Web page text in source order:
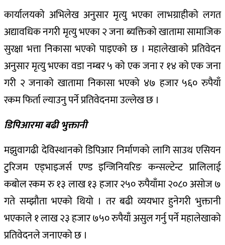
कार्यालयको अभिलेख अनुसार मृत्यु भएका लाभग्राहीको लगत
अद्यावधिक नगरी मृत्यु भएका २ जना ब्यक्तिको खातामा सामाजिक
सुरक्षा भत्ता निकासा भएको पाइएको छ । महालेखाको प्रतिवेदन
अनुसार मृत्यु भएका वडा नम्बर ५ को एक जना र १४ को एक जना
गरी २ जनाको खातामा निकासा भएको ४७ हजार ५६० रुपैयाँ
रकम फिर्ता ल्याउनु पर्ने प्रतिवेदनमा उल्लेख छ ।
डिपिआरमा बढी भुक्तानी
मझुवागढी देविस्थानको डिपिआर निर्माणको लागि साउथ एसियन
टुरिजम एड्भाइजर्स एण्ड इन्जिनियरिङ कन्सल्टेन्ट प्रालिलाई
कबोल रकम रु १३ लाख १३ हजार २५० रुपैयाँमा २०८० असोज ७
गते सम्झौता भएको थियो । तर बढी व्ययभार हुनेगरी भुक्तानी
भएकाले १ लाख २३ हजार ७५० रुपैयाँ असुल गर्नु पर्ने महालेखाको
प्रतिवेदनले जनाएको छ ।